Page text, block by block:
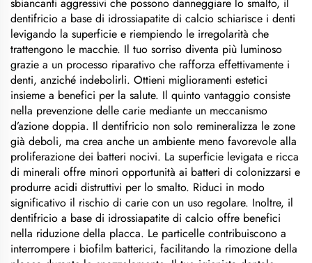
dentifricio a base di idrossiapatite di calcio schiarisce i denti
levigando la superficie e riempiendo le irregolarità che
trattengono le macchie. Il tuo sorriso diventa più luminoso
grazie a un processo riparativo che rafforza effettivamente i
denti, anziché indebolirli. Ottieni miglioramenti estetici
insieme a benefici per la salute. Il quinto vantaggio consiste
nella prevenzione delle carie mediante un meccanismo
d’azione doppia. Il dentifricio non solo remineralizza le zone
già deboli, ma crea anche un ambiente meno favorevole alla
proliferazione dei batteri nocivi. La superficie levigata e ricca
di minerali offre minori opportunità ai batteri di colonizzarsi e
produrre acidi distruttivi per lo smalto. Riduci in modo
significativo il rischio di carie con un uso regolare. Inoltre, il
dentifricio a base di idrossiapatite di calcio offre benefici
nella riduzione della placca. Le particelle contribuiscono a
interrompere i biofilm batterici, facilitando la rimozione della